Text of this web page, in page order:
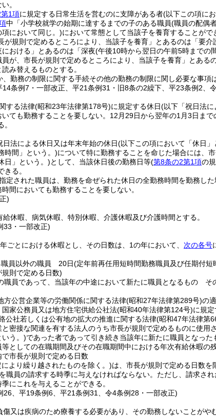
。
1項に規定する日常生活を営むのに支障がある者(以下この項に
中「小学校就学の始期に達するまでの子のある職員(職員の配偶
において同じ。)において常態として当該子を養育することが
が規則で定めるところにより、当該子を養育」とあるのは「要
おける」とあるのは「深夜(午後10時から翌日の午前5時までの
が、市長が規則で定めるところにより、当該子を養育」とある
み替えるものとする。
勤務の制限に関する手続その他の勤務の制限に関し必要な事項
条例7・一部改正、平21条例31・旧8条の2繰下、平23条例2、
する法律(昭和23年法律第178号)に規定する休日(以下「祝日法
ても勤務することを要しない。 12月29日から翌年の1月3日まで
法による休日又は年末年始の休日(以下この項において「休日」
時間」という。)について特に勤務することを命じた場合には、
日」という。)として、当該休日後の勤務日等(第8条の2第1項の
きる。
定された職員は、勤務を命ぜられた休日の全勤務時間を勤務し
間においても勤務することを要しない。
)
休暇、病気休暇、特別休暇、介護休暇及び介護時間とする。
33・一部改正)
ごとにおける休暇とし、その日数は、1の年において、 次の各号
職員以外の職員 20日(定年前再任用短時間勤務職員及び任期付
則で定める日数)
職員であって、当該年の中途において新たに職員となるもの そ
方公営企業等の労働関係に関する法律(昭和27年法律第289号)の
家公務員又は地方住宅供給公社法(昭和40年法律第124号)に規
公社若しくは公有地の拡大の推進に関する法律(昭和47年法律第
密接な関連を有する法人のうち市長が規則で定めるものに使用
いう。)であった者であって引き続き当該年に新たに職員となっ
としての在職期間及びその在職期間中における年次有給休暇の
市長が規則で定める日数
より繰り越されたものを除く。)は、市長が規則で定める日数を
職員の請求する時季に与えなければならない。 ただし、請求さ
にこれを与えることができる。
26、平19条例6、平21条例31、令4条例28・一部改正)
又は疾病のため療養する必要があり、その勤務しないことがや